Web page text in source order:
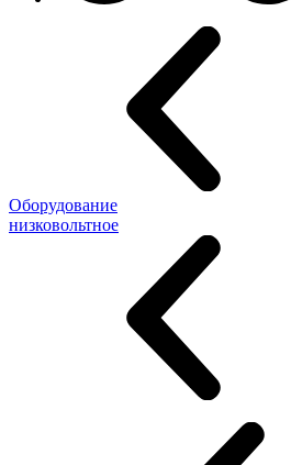
Оборудование
низковольтное